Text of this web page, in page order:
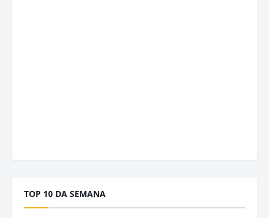
TOP 10 DA SEMANA